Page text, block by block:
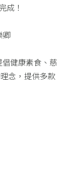
成！​
卿​
健康素食、慈
念，提供多款